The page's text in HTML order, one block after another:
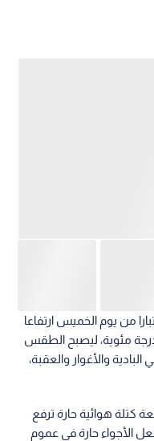
من يوم الخميس ارتفاعا
على درجات الحرارة لتصل إلى 35 درجة مئوية، ليصبح الطقس
والأغوار والعقبة،
كتلة هوائية حارة ترفع
مما يجعل الأجواء حارة في عموم